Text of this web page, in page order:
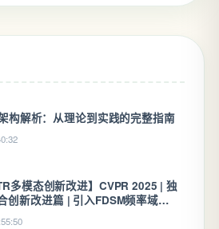
构解析：从理论到实践的完整指南
多模态创新改进】CVPR 2025 | 独
创新改进篇 | 引入FDSM频率域动
块，高效融合红外和可见光多模态